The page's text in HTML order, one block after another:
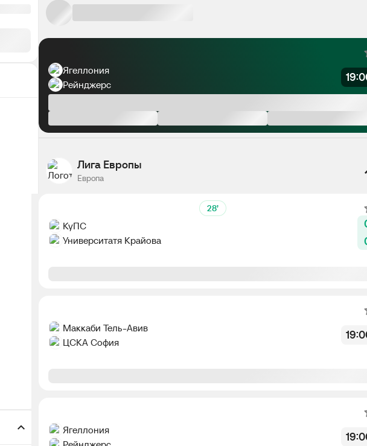
Ягеллония
Рейнджерс
Лига Европы
Европа
28’
КуПС
Университатя Крайова
Маккаби Тель-Авив
ЦСКА София
Ягеллония